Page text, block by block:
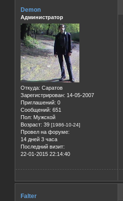
Demon
Администратор
Откуда: Саратов
Зарегистрирован: 14-05-2007
Приглашений: 0
Сообщений: 651
Пол: Мужской
Возраст: 39 [1986-10-24]
Провел на форуме:
14 дней 3 часа
Последний визит:
22-01-2015 22:14:40
Falter